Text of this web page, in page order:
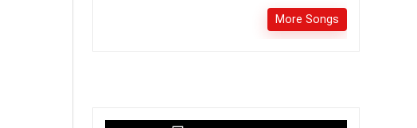
More Songs